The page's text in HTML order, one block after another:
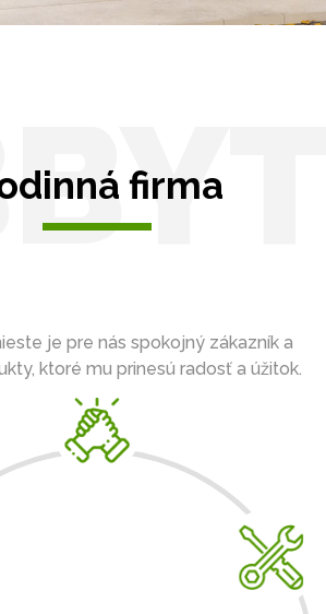
firma
je pre nás spokojný zákazník a
ktoré mu prinesú radosť a úžitok.